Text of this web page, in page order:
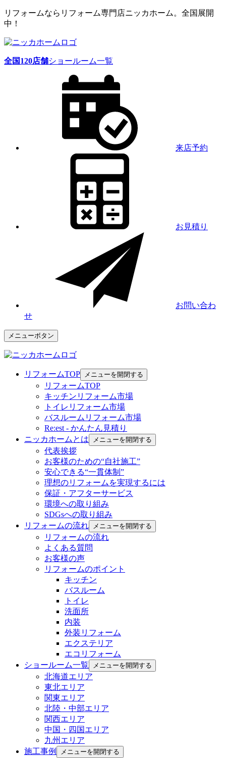
リフォームならリフォーム専門店ニッカホーム。全国展開
中！
全国120店舗ショールーム一覧
来店予約
お見積り
お問い合わ
せ
メニューボタン
リフォームTOP メニューを開閉する
リフォームTOP
キッチンリフォーム市場
トイレリフォーム市場
バスルームリフォーム市場
Re:est - かんたん見積り
ニッカホームとは
メニューを開閉する
代表挨拶
お客様のための“自社施工”
安心できる“一貫体制”
理想のリフォームを実現するには
保証・アフターサービス
環境への取り組み
SDGsへの取り組み
リフォームの流れ
メニューを開閉する
リフォームの流れ
よくある質問
お客様の声
リフォームのポイント
キッチン
バスルーム
トイレ
洗面所
内装
外装リフォーム
エクステリア
エコリフォーム
ショールーム一覧
メニューを開閉する
北海道エリア
東北エリア
関東エリア
北陸・中部エリア
関西エリア
中国・四国エリア
九州エリア
施工事例
メニューを開閉する